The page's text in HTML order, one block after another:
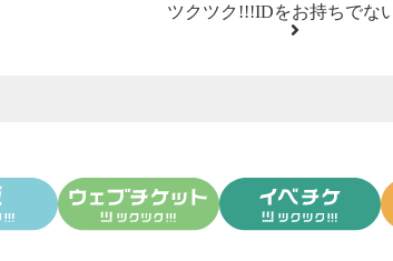
ツクツク!!!IDをお持ちでな